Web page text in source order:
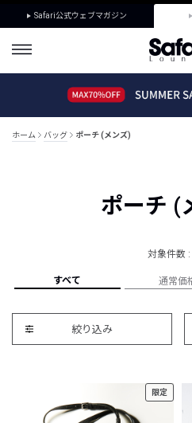
Safari公式ウェブマガジン
ホーム バッグ ポーチ (メンズ)
ポーチ (
対象件数
すべて 通常価
絞り込み
限定